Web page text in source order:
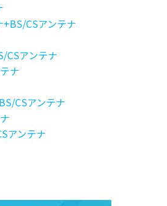
CSアンテナ
CSアンテナ
ナ
CSアンテナ
アンテナ